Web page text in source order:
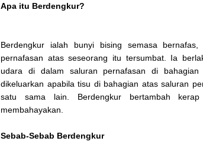
Apa itu Berdengkur?
Berdengkur ialah bunyi bising semasa
pernafasan atas seseorang itu tersumbat. Ia
udara di dalam saluran pernafasan di
dikeluarkan apabila tisu di bahagian atas saluran
satu sama lain. Berdengkur bertambah
membahayakan.
Sebab-Sebab Berdengkur